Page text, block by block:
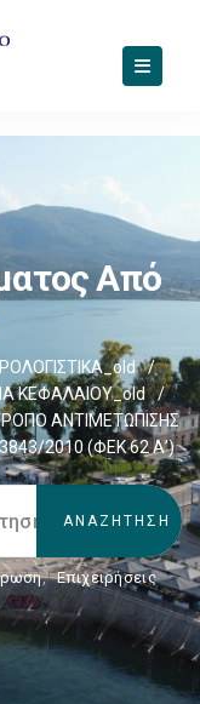
Από
/
ΚΕΦΑΛΑΙΟΥ_old
/
ΑΝΤΙΜΕΤΩΠΙΣΗΣ
2010 (ΦΕΚ 62 Α’)
, Επιχειρήσεις